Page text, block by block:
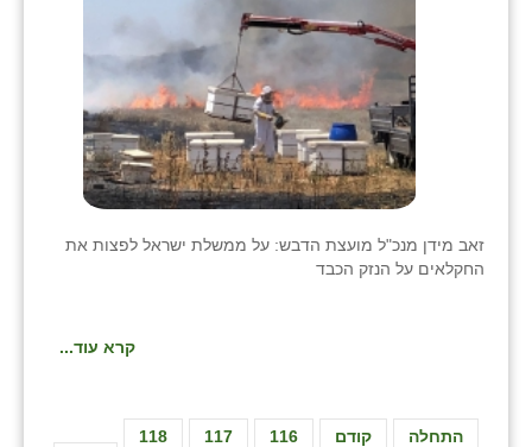
זאב מידן מנכ"ל מועצת הדבש: על ממשלת ישראל לפצות את
החקלאים על הנזק הכבד
קרא עוד...
התחלה קודם 116
117
118